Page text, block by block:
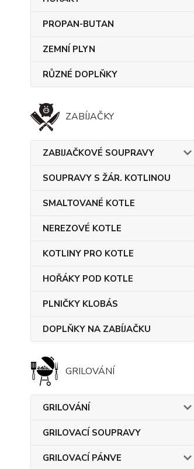
PROPAN-BUTAN
ZEMNÍ PLYN
RŮZNÉ DOPLŇKY
ZABÍJAČKY
ZABIJAČKOVÉ SOUPRAVY
SOUPRAVY S ŽÁR. KOTLINOU
SMALTOVANÉ KOTLE
NEREZOVÉ KOTLE
KOTLINY PRO KOTLE
HOŘÁKY POD KOTLE
PLNIČKY KLOBÁS
DOPLŇKY NA ZABÍJAČKU
GRILOVÁNÍ
GRILOVÁNÍ
GRILOVACÍ SOUPRAVY
GRILOVACÍ PÁNVE